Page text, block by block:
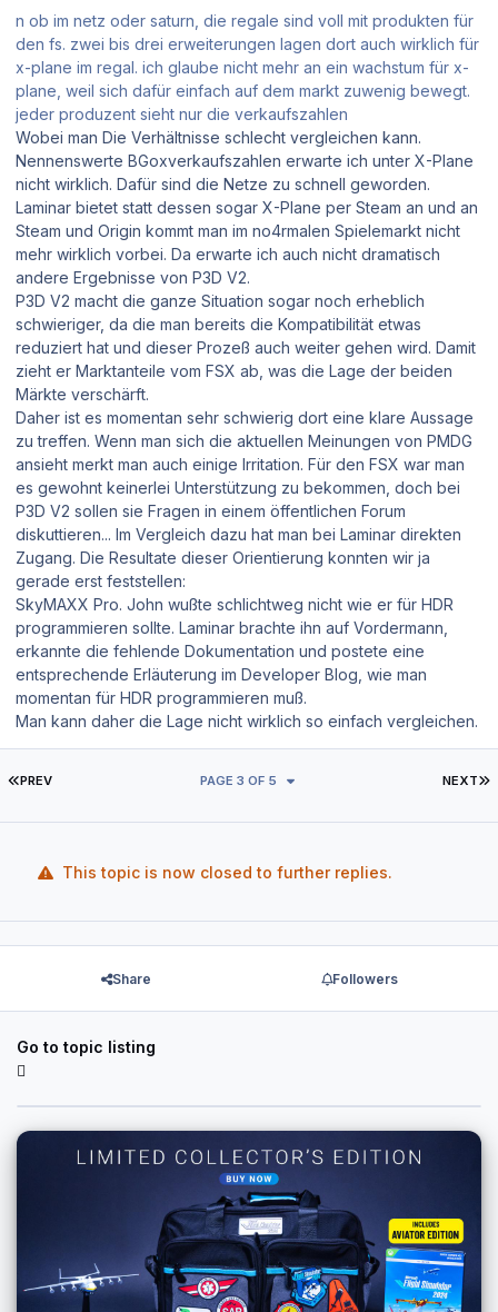
n ob im netz oder saturn, die regale sind voll mit produkten für
den fs. zwei bis drei erweiterungen lagen dort auch wirklich für
x-plane im regal. ich glaube nicht mehr an ein wachstum für x-
plane, weil sich dafür einfach auf dem markt zuwenig bewegt.
jeder produzent sieht nur die verkaufszahlen
Wobei man Die Verhältnisse schlecht vergleichen kann.
Nennenswerte BGoxverkaufszahlen erwarte ich unter X-Plane
nicht wirklich. Dafür sind die Netze zu schnell geworden.
Laminar bietet statt dessen sogar X-Plane per Steam an und an
Steam und Origin kommt man im no4rmalen Spielemarkt nicht
mehr wirklich vorbei. Da erwarte ich auch nicht dramatisch
andere Ergebnisse von P3D V2.
P3D V2 macht die ganze Situation sogar noch erheblich
schwieriger, da die man bereits die Kompatibilität etwas
reduziert hat und dieser Prozeß auch weiter gehen wird. Damit
zieht er Marktanteile vom FSX ab, was die Lage der beiden
Märkte verschärft.
Daher ist es momentan sehr schwierig dort eine klare Aussage
zu treffen. Wenn man sich die aktuellen Meinungen von PMDG
ansieht merkt man auch einige Irritation. Für den FSX war man
es gewohnt keinerlei Unterstützung zu bekommen, doch bei
P3D V2 sollen sie Fragen in einem öffentlichen Forum
diskuttieren... Im Vergleich dazu hat man bei Laminar direkten
Zugang. Die Resultate dieser Orientierung konnten wir ja
gerade erst feststellen:
SkyMAXX Pro. John wußte schlichtweg nicht wie er für HDR
programmieren sollte. Laminar brachte ihn auf Vordermann,
erkannte die fehlende Dokumentation und postete eine
entsprechende Erläuterung im Developer Blog, wie man
momentan für HDR programmieren muß.
Man kann daher die Lage nicht wirklich so einfach vergleichen.
FIRST PAGE
PREV NEXT
PAGE 3 OF 5
This topic is now closed to further replies.
Share Followers
Go to topic listing